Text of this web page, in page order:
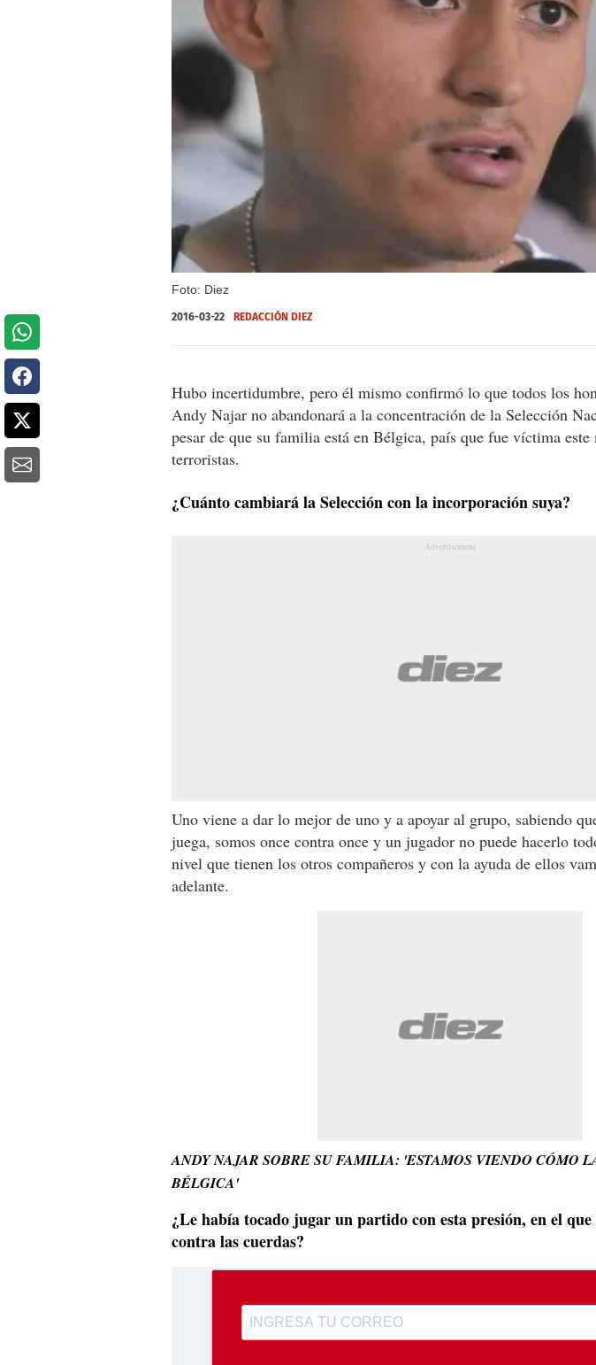
Foto: Diez
2016-03-22 REDACCIÓN DIEZ
Hubo incertidumbre, pero él mismo confirmó lo que todos los
Andy Najar no abandonará a la concentración de la Selección
pesar de que su familia está en Bélgica, país que fue víctima este
terroristas.
¿Cuánto cambiará la Selección con la incorporación suya?
Uno viene a dar lo mejor de uno y a apoyar al grupo, sabiendo
juega, somos once contra once y un jugador no puede hacerlo
nivel que tienen los otros compañeros y con la ayuda de ellos
adelante.
ANDY NAJAR SOBRE SU FAMILIA: 'ESTAMOS VIENDO CÓMO
BÉLGICA'
¿Le había tocado jugar un partido con esta presión, en el
contra las cuerdas?